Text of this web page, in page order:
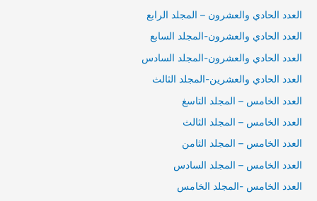
العدد الحادي والعشرون – المجلد الرابع
العدد الحادي والعشرون-المجلد السابع
العدد الحادي والعشرون-المجلد السادس
العدد الحادي والعشرين-المجلد الثالث
العدد الخامس – المجلد التاسغ
العدد الخامس – المجلد الثالث
العدد الخامس – المجلد الثامن
العدد الخامس – المجلد السادس
العدد الخامس -المجلد الخامس